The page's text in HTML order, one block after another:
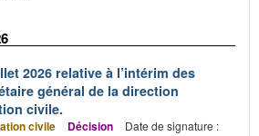
2026 relative à l’intérim des
général de la direction
civile.
civile Décision
Date de signature :